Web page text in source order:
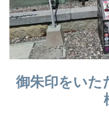
御朱印をいた